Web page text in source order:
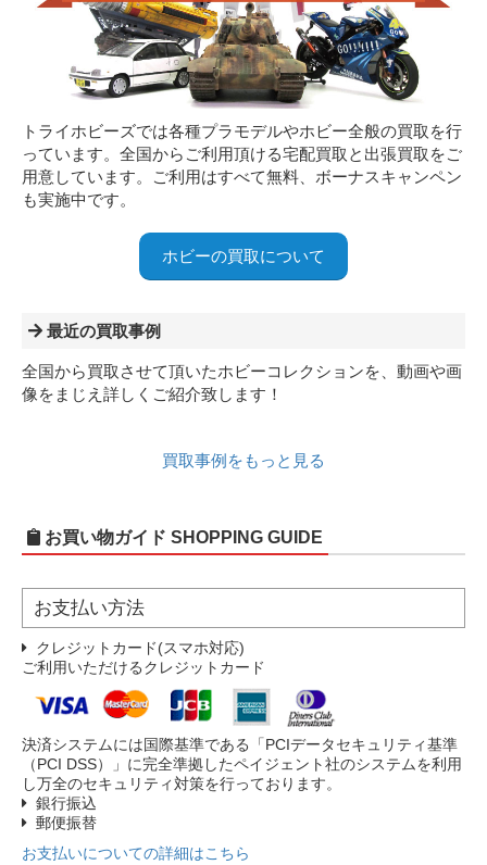
トライホビーズでは各種プラモデルやホビー全般の買取を行
っています。全国からご利用頂ける宅配買取と出張買取をご
用意しています。ご利用はすべて無料、ボーナスキャンペン
も実施中です。
ホビーの買取について
最近の買取事例
全国から買取させて頂いたホビーコレクションを、動画や画
像をまじえ詳しくご紹介致します！
買取事例をもっと見る
お買い物ガイド SHOPPING GUIDE
お支払い方法
クレジットカード(スマホ対応)
ご利用いただけるクレジットカード
決済システムには国際基準である「PCIデータセキュリティ基準
（PCI DSS）」に完全準拠したペイジェント社のシステムを利用
し万全のセキュリティ対策を行っております。
銀行振込
郵便振替
お支払いについての詳細はこちら